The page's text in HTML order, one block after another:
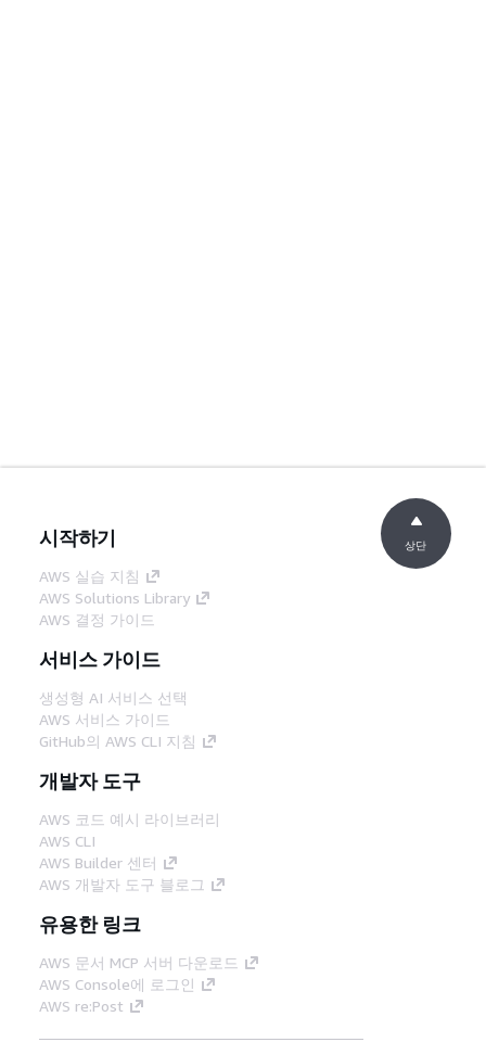
시작하기
AWS 실습 지침
AWS Solutions Library
AWS 결정 가이드
서비스 가이드
생성형 AI 서비스 선택
AWS 서비스 가이드
GitHub의 AWS CLI 지침
개발자 도구
AWS 코드 예시 라이브러리
AWS CLI
AWS Builder 센터
AWS 개발자 도구 블로그
유용한 링크
AWS 문서 MCP 서버 다운로드
AWS Console에 로그인
AWS re:Post
상단